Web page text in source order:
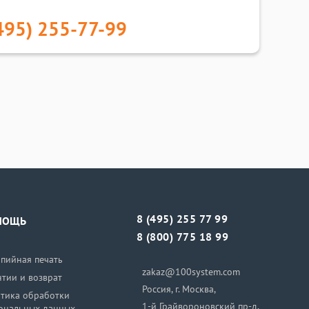
255-77-99
печать
и возврат
обработки
8 (495) 255 77 99
8 (800) 775 18 99
zakaz@100system.com
Россия, г. Москва,